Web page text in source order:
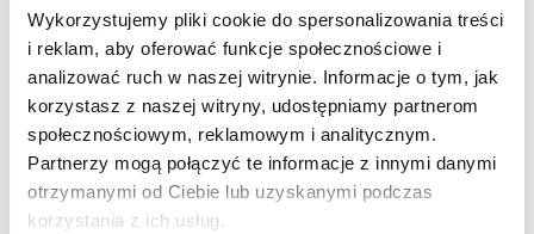
Wykorzystujemy pliki cookie do spersonalizowania treści
i reklam, aby oferować funkcje społecznościowe i
analizować ruch w naszej witrynie. Informacje o tym, jak
korzystasz z naszej witryny, udostępniamy partnerom
społecznościowym, reklamowym i analitycznym.
Partnerzy mogą połączyć te informacje z innymi danymi
otrzymanymi od Ciebie lub uzyskanymi podczas
korzystania z ich usług.
Cersanit
Harlem
Gres podłogowy Harlem to płytki w formacie
59.3×59.3 cm. Powierzchnia płytek przypomina